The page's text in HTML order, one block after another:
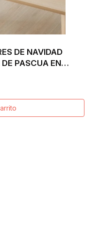
DE NAVIDAD
PASCUA EN